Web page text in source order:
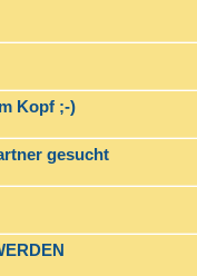
Kopf ;-)
gesucht